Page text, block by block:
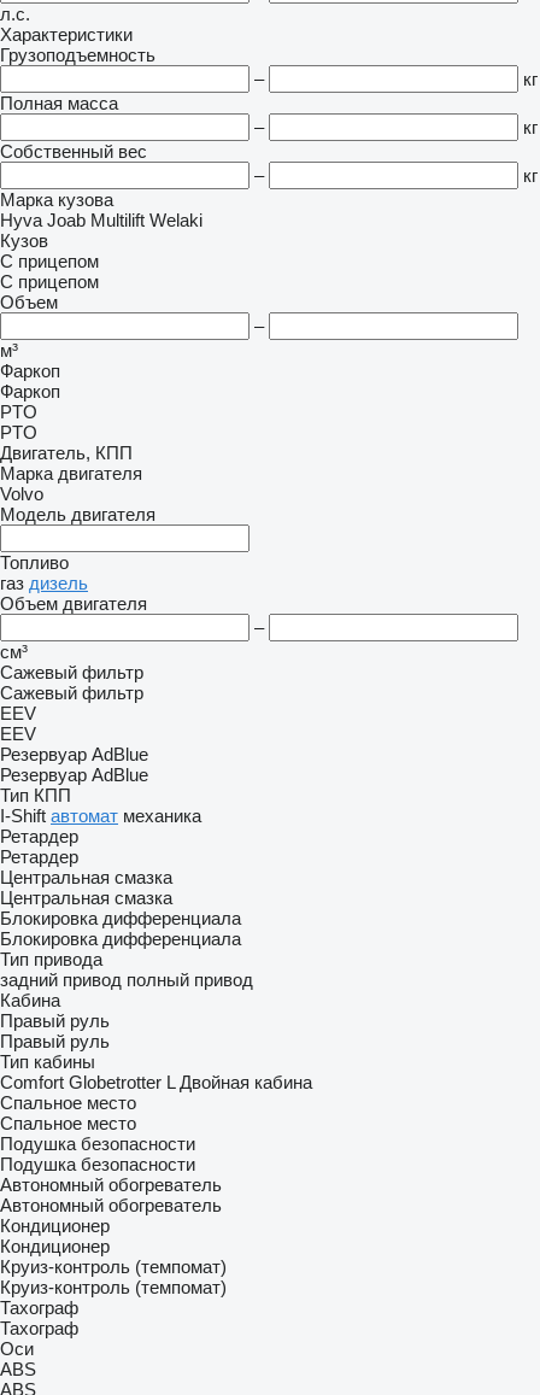
л.с.
Характеристики
Грузоподъемность
–
кг
Полная масса
–
кг
Собственный вес
–
кг
Марка кузова
Hyva Joab Multilift Welaki
Кузов
С прицепом
С прицепом
Объем
–
м³
Фаркоп
Фаркоп
PTO
PTO
Двигатель, КПП
Марка двигателя
Volvo
Модель двигателя
Топливо
газ дизель
Объем двигателя
–
см³
Сажевый фильтр
Сажевый фильтр
EEV
EEV
Резервуар AdBlue
Резервуар AdBlue
Тип КПП
I-Shift автомат механика
Ретардер
Ретардер
Центральная смазка
Центральная смазка
Блокировка дифференциала
Блокировка дифференциала
Тип привода
задний привод полный привод
Кабина
Правый руль
Правый руль
Тип кабины
Comfort Globetrotter L Двойная кабина
Спальное место
Спальное место
Подушка безопасности
Подушка безопасности
Автономный обогреватель
Автономный обогреватель
Кондиционер
Кондиционер
Круиз-контроль (темпомат)
Круиз-контроль (темпомат)
Тахограф
Тахограф
Оси
ABS
ABS